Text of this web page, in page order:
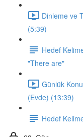
Dinleme ve
(5:39)
Hedef
"There are"
Günlük
(Evde) (13:39)
Hedef